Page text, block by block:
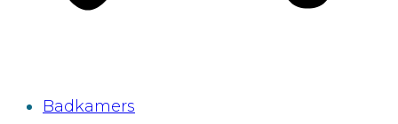
Badkamers